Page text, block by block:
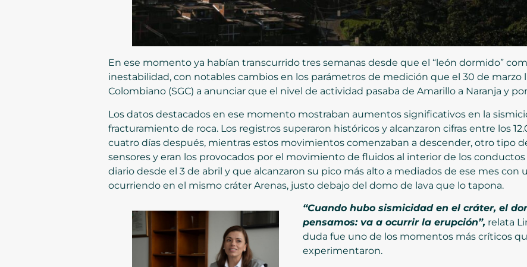
En ese momento ya habían transcurrido tres semanas desde que el “león dormido”
inestabilidad, con notables cambios en los parámetros de medición que el 30 de marzo
Colombiano (SGC) a anunciar que el nivel de actividad pasaba de Amarillo a Naranja y
Los datos destacados en ese momento mostraban aumentos significativos en la
fracturamiento de roca. Los registros superaron históricos y alcanzaron cifras entre los
cuatro días después, mientras estos movimientos comenzaban a descender, otro tipo
sensores y eran los provocados por el movimiento de fluidos al interior de los
diario desde el 3 de abril y que alcanzaron su pico más alto a mediados de ese mes con
ocurriendo en el mismo cráter Arenas, justo debajo del domo de lava que lo tapona.
“Cuando hubo sismicidad en el cráter, el
pensamos: va a ocurrir la erupción”, relata
duda fue uno de los momentos más críticos
experimentaron.